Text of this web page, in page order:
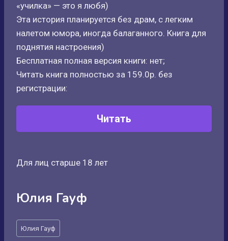
«училка» — это я любя)
Эта история планируется без драм, с легким
налетом юмора, иногда балаганного. Книга для
поднятия настроения)
Бесплатная полная версия книги: нет;
Читать книга полностью за 159.0р. без
регистрации:
Читать
Для лиц старше 18 лет
Юлия Гауф
Метки
записи:
Юлия Гауф